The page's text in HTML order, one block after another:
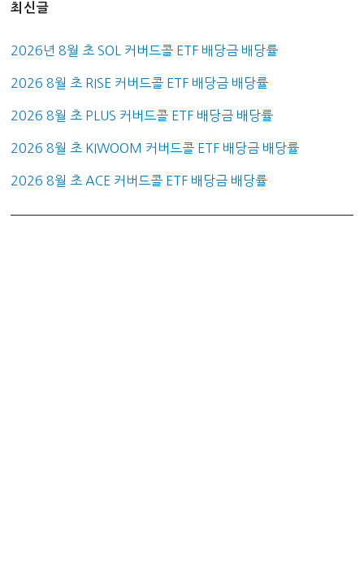
최신글
2026년 8월 초 SOL 커버드콜 ETF 배당금 배당률
2026 8월 초 RISE 커버드콜 ETF 배당금 배당률
2026 8월 초 PLUS 커버드콜 ETF 배당금 배당률
2026 8월 초 KIWOOM 커버드콜 ETF 배당금 배당률
2026 8월 초 ACE 커버드콜 ETF 배당금 배당률